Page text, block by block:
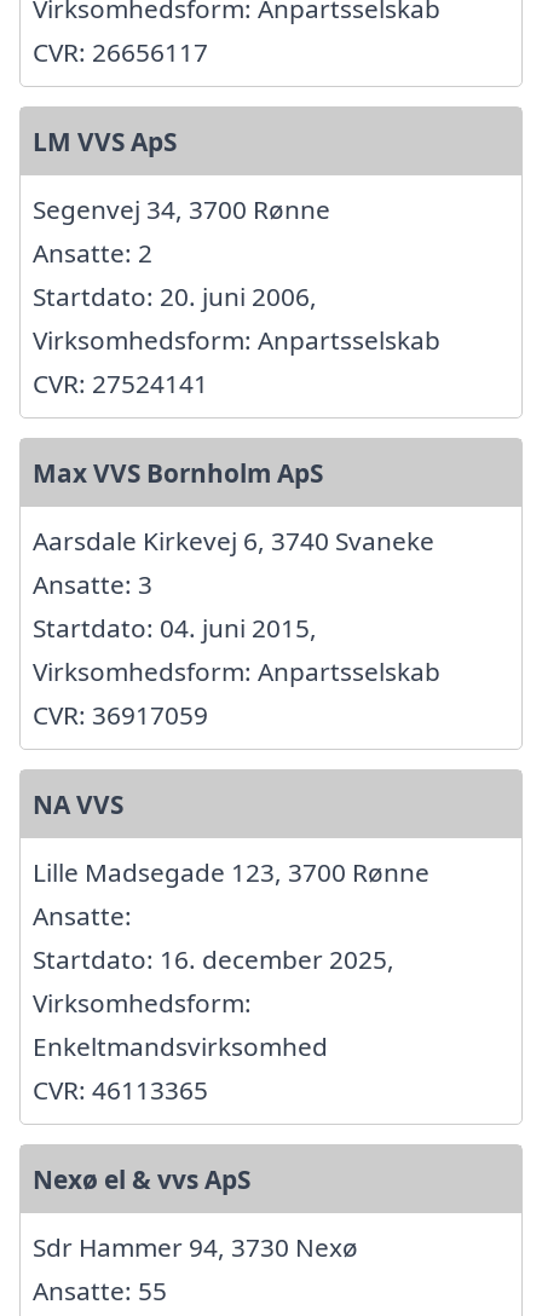
Virksomhedsform: Anpartsselskab
CVR: 26656117
LM VVS ApS
Segenvej 34, 3700 Rønne
Ansatte: 2
Startdato: 20. juni 2006,
Virksomhedsform: Anpartsselskab
CVR: 27524141
Max VVS Bornholm ApS
Aarsdale Kirkevej 6, 3740 Svaneke
Ansatte: 3
Startdato: 04. juni 2015,
Virksomhedsform: Anpartsselskab
CVR: 36917059
NA VVS
Lille Madsegade 123, 3700 Rønne
Ansatte:
Startdato: 16. december 2025,
Virksomhedsform:
Enkeltmandsvirksomhed
CVR: 46113365
Nexø el & vvs ApS
Sdr Hammer 94, 3730 Nexø
Ansatte: 55